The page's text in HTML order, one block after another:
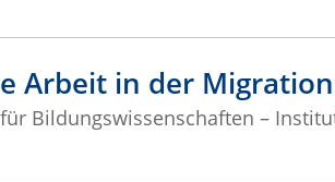
Arbeit in der
Bildungswissenschaften –